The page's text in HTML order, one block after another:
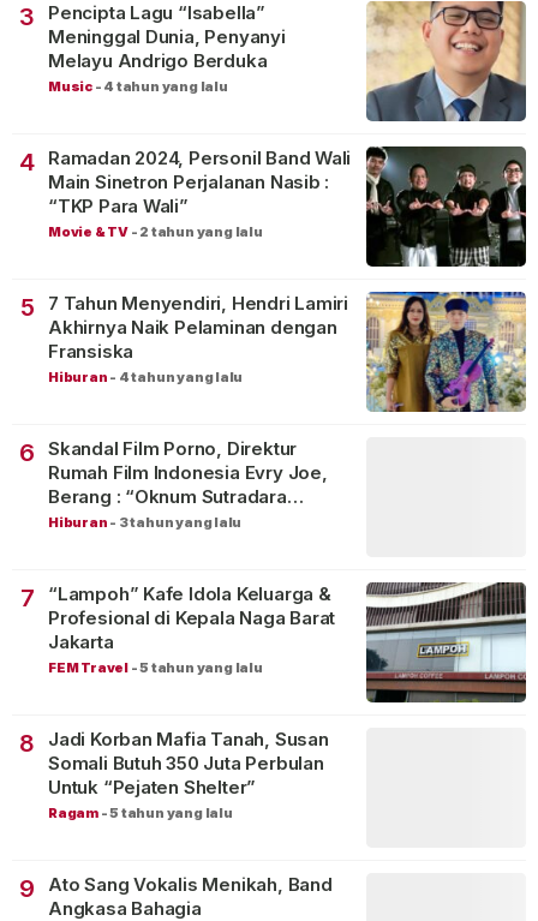
3
Pencipta Lagu “Isabella”
Meninggal Dunia, Penyanyi
Melayu Andrigo Berduka
Music - 4 tahun yang lalu
4
Ramadan 2024, Personil Band Wali
Main Sinetron Perjalanan Nasib :
“TKP Para Wali”
Movie & TV - 2 tahun yang lalu
5
7 Tahun Menyendiri, Hendri Lamiri
Akhirnya Naik Pelaminan dengan
Fransiska
Hiburan - 4 tahun yang lalu
6
Skandal Film Porno, Direktur
Rumah Film Indonesia Evry Joe,
Berang : “Oknum Sutradara
Merusak Perfilman Indonesia”!
Hiburan - 3 tahun yang lalu
7
“Lampoh” Kafe Idola Keluarga &
Profesional di Kepala Naga Barat
Jakarta
FEM Travel -5 tahun yang lalu
8
Jadi Korban Mafia Tanah, Susan
Somali Butuh 350 Juta Perbulan
Untuk “Pejaten Shelter”
Ragam -5 tahun yang lalu
9
Ato Sang Vokalis Menikah, Band
Angkasa Bahagia